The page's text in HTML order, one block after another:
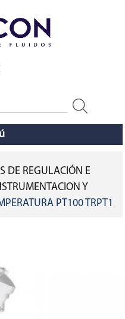
DE REGULACIÓN E
Y
PT100 TRPT1